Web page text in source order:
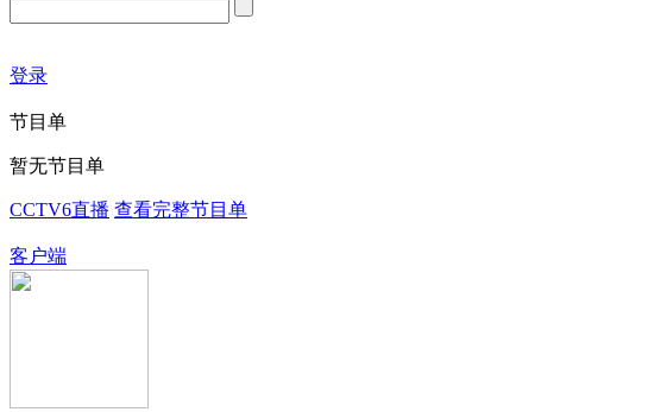
登录
节目单
暂无节目单
CCTV6直播 查看完整节目单
客户端